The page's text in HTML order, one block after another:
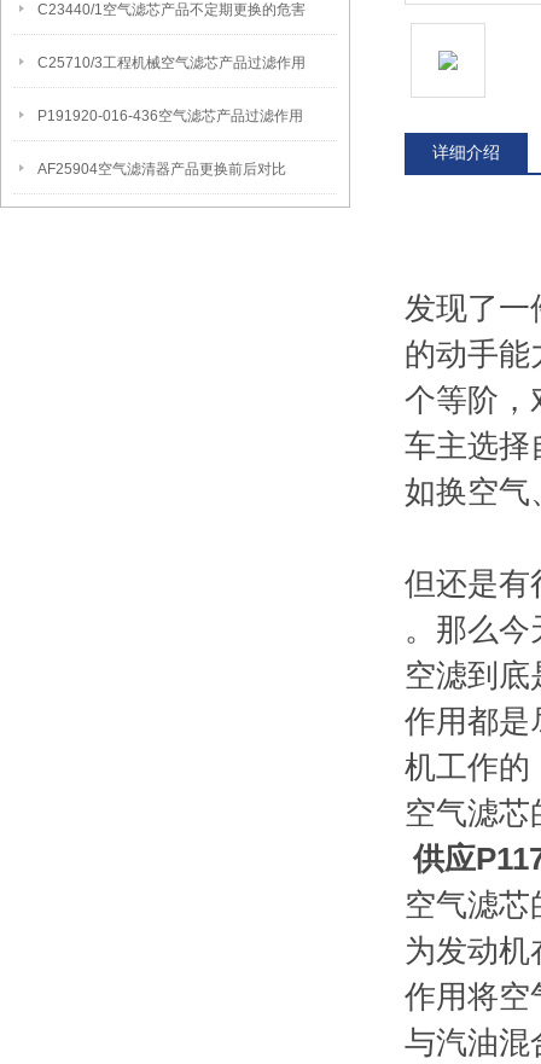
C23440/1空气滤芯产品不定期更换的危害
C25710/3工程机械空气滤芯产品过滤作用
P191920-016-436空气滤芯产品过滤作用
AF25904空气滤清器产品更换前后对比
详细介绍
发现了一
的动手能
个等阶，
车主选择
如换空气
但还是有
。那么今
空滤到底
作用都是
机工作的
空气滤芯
供应
空气滤芯
为发动机
作用将空
与汽油混